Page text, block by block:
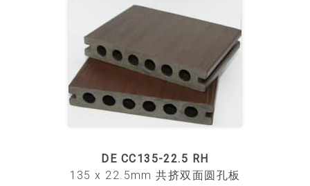
DE CC135-22.5 RH
135 x 22.5mm 共挤双面圆孔板